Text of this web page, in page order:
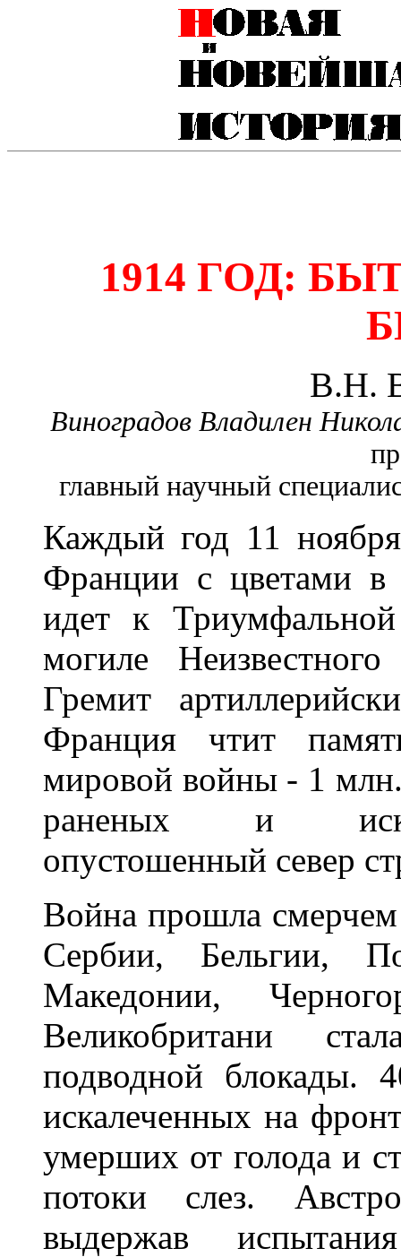
1914 ГОД:
В.Н.
Виноградов Владилен
главный научный
Каждый год 11
Франции с цветами в
идет к
могиле
Гремит
Франция чтит
мировой войны - 1
раненых и
опустошенный север
Война прошла
Сербии, Бельгии,
Македонии,
Великобритани
подводной блокады.
искалеченных на
умерших от голода и
потоки слез.
выдержав